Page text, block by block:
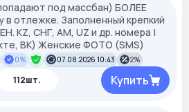
под массбан) БОЛЕЕ
в отлежке. Заполненный крепкий
KZ, СНГ, АМ, UZ и др. номера |
ВК) Женские ФОТО (SMS)
0% 07.08.2026 10:43 2%
112шт. Купить